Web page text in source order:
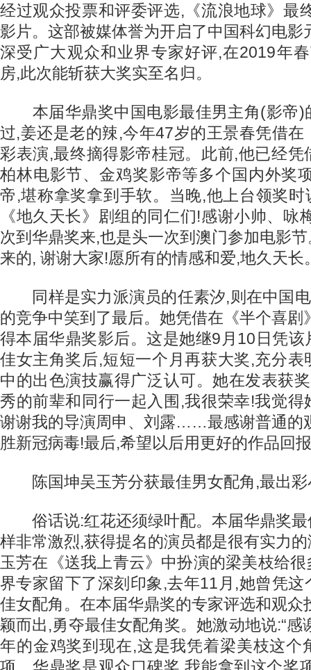
经过观众投票和评委评选,《流浪地球》最
影片。这部被媒体誉为开启了中国科幻电影
深受广大观众和业界专家好评,在2019年
房,此次能斩获大奖实至名归。
本届华鼎奖中国电影最佳男主角(影帝)
过,姜还是老的辣,今年47岁的王景春凭借
彩表演,最终摘得影帝桂冠。此前,他已经凭
柏林电影节、金鸡奖影帝等多个国内外奖
帝,堪称拿奖拿到手软。当晚,他上台领奖时
《地久天长》剧组的同仁们!感谢小帅、咏
次到华鼎奖来,也是头一次到澳门参加电影
来的, 谢谢大家!愿所有的情感和爱,地久天长
同样是实力派演员的任素汐,则在中国电
的竞争中笑到了最后。她凭借在《半个喜剧
得本届华鼎奖影后。这是她继9月10日凭
佳女主角奖后,短短一个月再获大奖,充分表
中的出色演技赢得广泛认可。她在发表获
秀的前辈和同行一起入围,我很荣幸!我觉得
谢谢我的导演周申、刘露……最感谢普通的
胜新冠病毒!最后,希望以后用更好的作品回
陈国坤吴玉芳分获最佳男女配角,最出彩
俗话说:红花还须绿叶配。本届华鼎奖最
样非常激烈,获得提名的演员都是很有实力
玉芳在《送我上青云》中扮演的梁美枝给
界专家留下了深刻印象,去年11月,她曾凭
佳女配角。在本届华鼎奖的专家评选和观众
颖而出,勇夺最佳女配角奖。她激动地说:“感
年的金鸡奖到现在,这是我凭着梁美枝这个
项。华鼎奖是观众口碑奖,我能拿到这个奖